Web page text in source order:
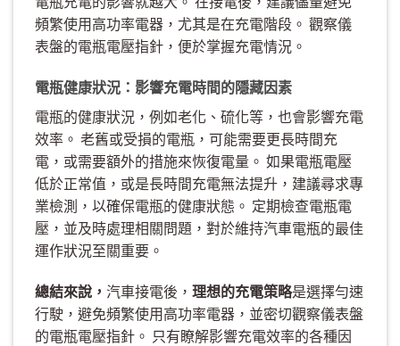
頻繁使用高功率電器，尤其是在充電階段。 觀察儀
表盤的電瓶電壓指針，便於掌握充電情況。
電瓶健康狀況：影響充電時間的隱藏因素
電瓶的健康狀況，例如老化、硫化等，也會影響充電
效率。 老舊或受損的電瓶，可能需要更長時間充
電，或需要額外的措施來恢復電量。 如果電瓶電壓
低於正常值，或是長時間充電無法提升，建議尋求專
業檢測，以確保電瓶的健康狀態。 定期檢查電瓶電
壓，並及時處理相關問題，對於維持汽車電瓶的最佳
運作狀況至關重要。
總結來說， 汽車接電後， 理想的充電策略是選擇勻速
行駛，避免頻繁使用高功率電器，並密切觀察儀表盤
的電瓶電壓指針。 只有瞭解影響充電效率的各種因